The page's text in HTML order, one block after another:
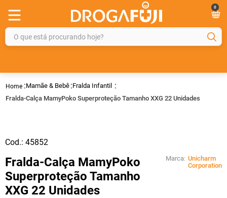
0
O que está procurando hoje?
Mamãe & Bebê Fralda Infantil
Fralda-Calça MamyPoko Superproteção Tamanho XXG 22 Unidades
Cod.: 45852
Fralda-Calça MamyPoko
Superproteção Tamanho
XXG 22 Unidades
Marca: Unicharm
Corporation
2º
gelmax
5º
protetor solar
6º
shampoo
7º
dipirona